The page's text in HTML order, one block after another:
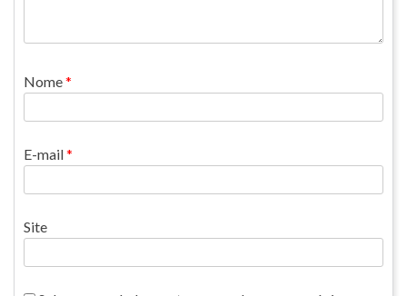
Nome*
E-mail*
Site